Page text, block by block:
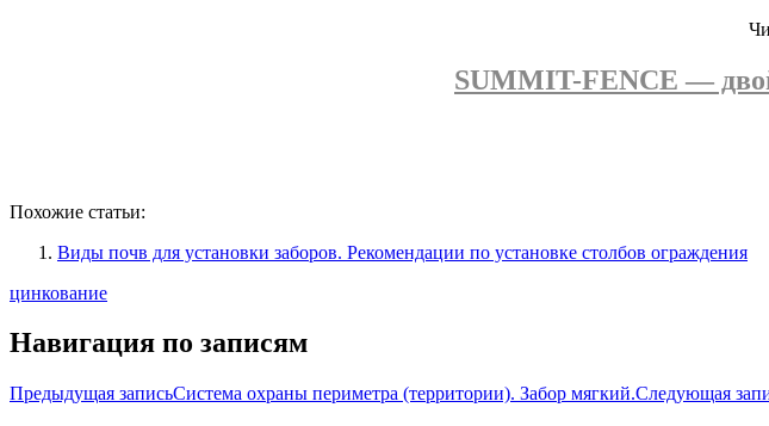
SUMMIT-FENCE —
Похожие статьи:
Виды почв для установки заборов. Рекомендации по установке столбов ограждения
цинкование
Навигация по записям
Предыдущая записьСистема охраны периметра (территории). Забор мягкий.Следующая